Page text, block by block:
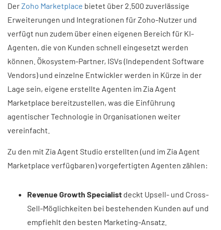
DerZoho Marketplace bietet über 2.500 zuverlässige
Erweiterungen und Integrationen für Zoho-Nutzer und
verfügt nun zudem über einen eigenen Bereich für KI-
Agenten, die von Kunden schnell eingesetzt werden
können. Ökosystem-Partner, ISVs (Independent Software
Vendors) und einzelne Entwickler werden in Kürze in der
Lage sein, eigene erstellte Agenten im Zia Agent
Marketplace bereitzustellen, was die Einführung
agentischer Technologie in Organisationen weiter
vereinfacht.
Zu den mit Zia Agent Studio erstellten (und im Zia Agent
Marketplace verfügbaren) vorgefertigten Agenten zählen:
Revenue Growth Specialist deckt Upsell- und Cross-
Sell-Möglichkeiten bei bestehenden Kunden auf und
empfiehlt den besten Marketing-Ansatz.